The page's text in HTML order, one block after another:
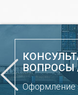
ВОПРОСЫ
Оформление